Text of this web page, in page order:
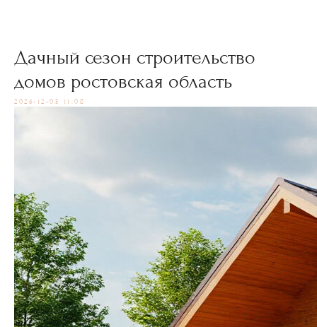
Дачный сезон строительство
домов ростовская область
2025-12-03 11:08